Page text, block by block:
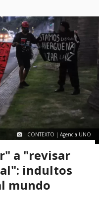
CONTEXTO | Agencia UNO
a "revisar
indultos
mundo